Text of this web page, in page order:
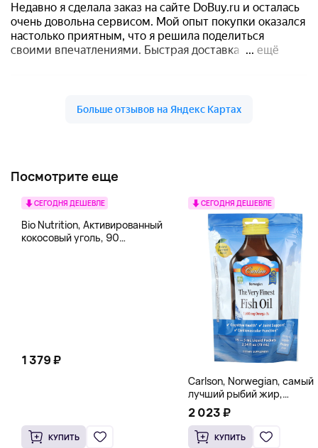
Посмотрите еще
СЕГОДНЯ ДЕШЕВЛЕ
Bio Nutrition, Активированный
кокосовый уголь, 90
1 379 ₽
КУПИТЬ
СЕГОДНЯ ДЕШЕВЛЕ
Carlson, Norwegian, самый
лучший рыбий жир,
натуральный лимон, 15
пакетиков (5 мл) каждый
2 023 ₽
КУПИТЬ